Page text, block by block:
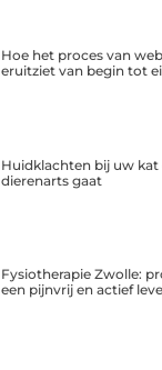
Hoe het proces van
eruitziet van begin tot
Huidklachten bij uw kat
dierenarts gaat
Fysiotherapie Zwolle:
een pijnvrij en actief